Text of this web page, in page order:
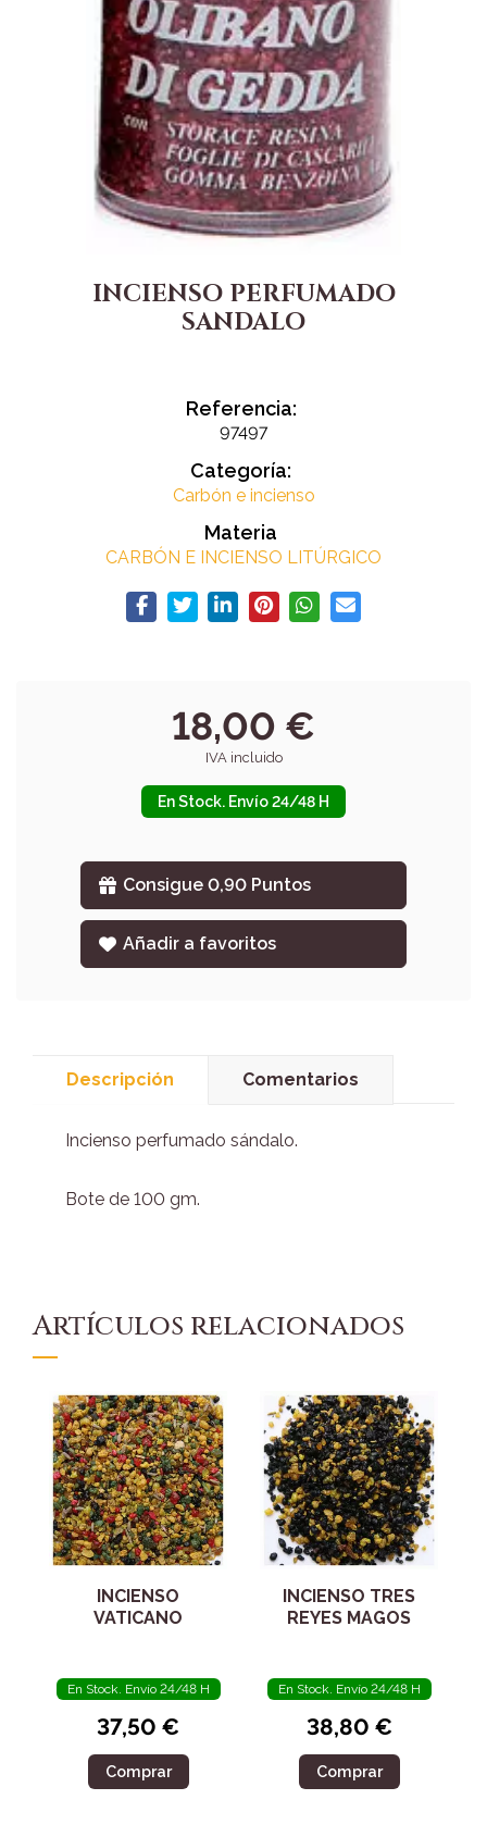
INCIENSO PERFUMADO
SANDALO
Referencia:
97497
Categoría:
Carbón e incienso
Materia
CARBÓN E INCIENSO LITÚRGICO
18,00 €
IVA incluido
En Stock. Envío 24/48 H
Consigue 0,90 Puntos
Añadir a favoritos
Descripción Comentarios
Incienso perfumado sándalo.
Bote de 100 gm.
Artículos relacionados
INCIENSO
VATICANO
En Stock. Envío 24/48 H
37,50 €
Comprar
INCIENSO TRES
REYES MAGOS
En Stock. Envío 24/48 H
38,80 €
Comprar